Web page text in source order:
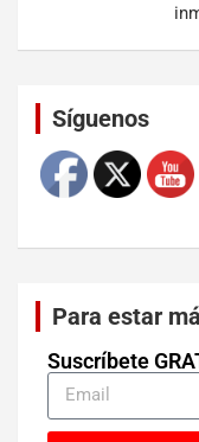
Síguenos
Para estar
Suscríbete